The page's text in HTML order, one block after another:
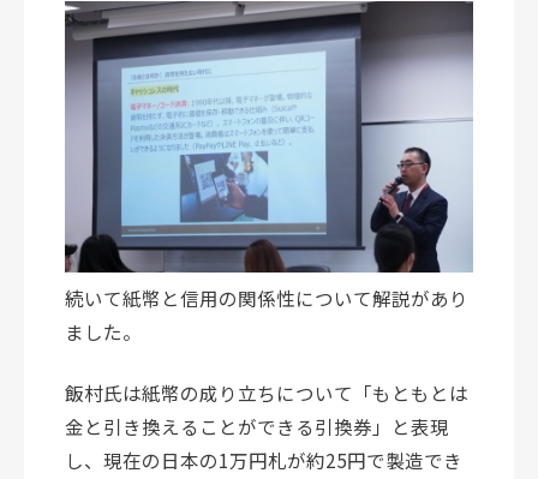
続いて紙幣と信用の関係性について解説があり
ました。
飯村氏は紙幣の成り立ちについて「もともとは
金と引き換えることができる引換券」と表現
し、現在の日本の1万円札が約25円で製造でき